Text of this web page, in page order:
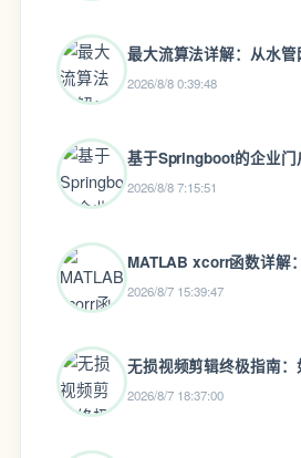
最大流算法详解：从水
2026/8/8 0:39:48
基于Springboot的企业
2026/8/8 7:15:51
MATLAB xcorr函数详解
2026/8/7 15:39:47
无损视频剪辑终极指南
2026/8/7 18:37:00